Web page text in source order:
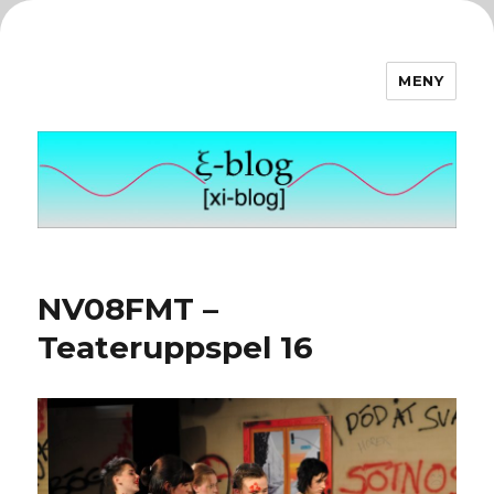
MENY
NV08FMT –
Teateruppspel 16